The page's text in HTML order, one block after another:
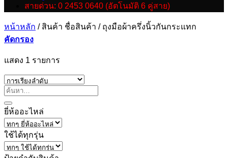
สายด่วน: 0 2453 0640 (อัตโนมัติ 6 คู่สาย)
หน้าหลัก /สินค้า ชื่อสินค้า /ถุงมือผ้าครึ่งนิ้วกันกระแทก
คัดกรอง
แสดง 1 รายการ
ยี่ห้ออะไหล่
ใช้ได้ทุกรุ่น